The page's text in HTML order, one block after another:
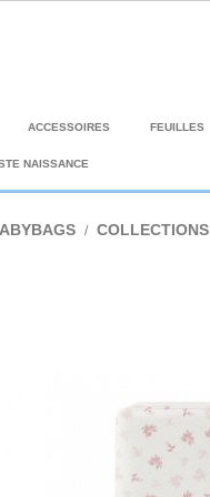
ACCESSOIRES FEUILLES
NAISSANCE
COLLECTIONS